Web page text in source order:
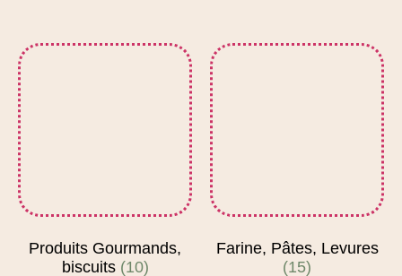
Produits Gourmands,
biscuits (10)
Farine, Pâtes, Levures
(15)